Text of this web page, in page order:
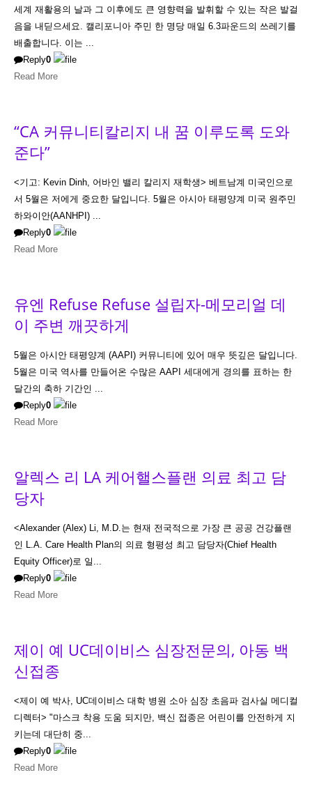
세계 재활용의 날과 그 이후에도 큰 영향력을 발휘할 수 있는 작은 발걸
음을 내딛으세요. 캘리포니아 주민 한 명당 매일 6.3파운드의 쓰레기를
배출합니다. 이는 ...
Reply0
Read More
“CA 커뮤니티칼리지 내 꿈 이루도록 도와
준다”
<기고: Kevin Dinh, 어바인 밸리 칼리지 재학생> 베트남계 미국인으로
서 5월은 저에게 중요한 달입니다. 5월은 아시아 태평양계 미국 원주민
하와이안(AANHPI) ...
Reply0
Read More
유엔 Refuse Refuse 설립자-메모리얼 데
이 주변 깨끗하게
5월은 아시안 태평양계 (AAPI) 커뮤니티에 있어 매우 뜻깊은 달입니다.
5월은 미국 역사를 만들어온 수많은 AAPI 세대에게 경의를 표하는 한
달간의 축하 기간인 ...
Reply0
Read More
알렉스 리 LA 케어핼스플랜 의료 최고 담
당자
<Alexander (Alex) Li, M.D.는 현재 전국적으로 가장 큰 공공 건강플랜
인 L.A. Care Health Plan의 의료 형평성 최고 담당자(Chief Health
Equity Officer)로 일...
Reply0
Read More
제이 예 UC데이비스 심장전문의, 아동 백
신접종
<제이 예 박사, UC데이비스 대학 병원 소아 심장 초음파 검사실 메디컬
디렉터> "마스크 착용 도움 되지만, 백신 접종은 어린이를 안전하게 지
키는데 대단히 중...
Reply0
Read More